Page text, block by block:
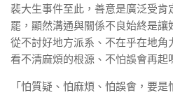
裴大生事件至此，善意是廣泛受肯
罷，顯然溝通與關係不良始終是
從不討好地方派系、不在乎在地角
看不清麻煩的根源、不怕誤會再起
「怕質疑、怕麻煩、怕誤會，要